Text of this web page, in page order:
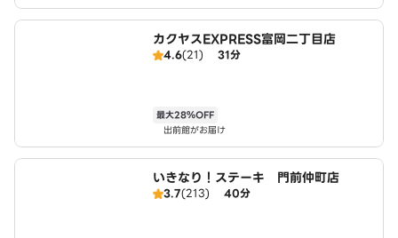
カクヤスEXPRESS富岡二丁目店
4.6(21) 31分
最大28％OFF
出前館がお届け
いきなり！ステーキ 門前仲町店
3.7(213) 40分